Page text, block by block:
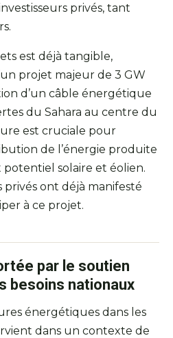
privés, tant
est déjà tangible,
projet majeur de 3 GW
d’un câble énergétique
du Sahara au centre du
est cruciale pour
de l’énergie produite
potentiel solaire et éolien.
privés ont déjà manifesté
à ce projet.
par le soutien
besoins nationaux
énergétiques dans les
dans un contexte de